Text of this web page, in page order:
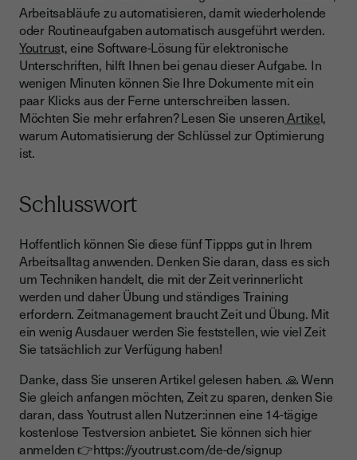
Arbeitsabläufe zu automatisieren, damit wiederholende
oder Routineaufgaben automatisch ausgeführt werden.
Youtrust, eine Software-Lösung für elektronische
Unterschriften, hilft Ihnen bei genau dieser Aufgabe. In
wenigen Minuten können Sie Ihre Dokumente mit ein
paar Klicks aus der Ferne unterschreiben lassen.
Möchten Sie mehr erfahren? Lesen Sie unserenArtikel,
warum Automatisierung der Schlüssel zur Optimierung
ist.
Schlusswort
Hoffentlich können Sie diese fünf Tippps gut in Ihrem
Arbeitsalltag anwenden. Denken Sie daran, dass es sich
um Techniken handelt, die mit der Zeit verinnerlicht
werden und daher Übung und ständiges Training
erfordern. Zeitmanagement braucht Zeit und Übung. Mit
ein wenig Ausdauer werden Sie feststellen, wie viel Zeit
Sie tatsächlich zur Verfügung haben!
Danke, dass Sie unseren Artikel gelesen haben. 🙏 Wenn
Sie gleich anfangen möchten, Zeit zu sparen, denken Sie
daran, dass Youtrust allen Nutzer:innen eine 14-tägige
kostenlose Testversion anbietet. Sie können sich hier
anmelden 👉https://youtrust.com/de-de/signup